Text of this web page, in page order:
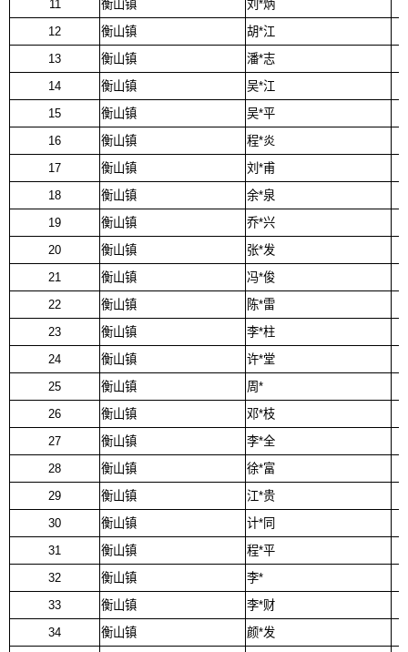
11
衡山镇
刘*炳
12
衡山镇
胡*江
13
衡山镇
潘*志
14
衡山镇
吴*江
15
衡山镇
吴*平
16
衡山镇
程*炎
17
衡山镇
刘*甫
18
衡山镇
余*泉
19
衡山镇
乔*兴
20
衡山镇
张*发
21
衡山镇
冯*俊
22
衡山镇
陈*雷
23
衡山镇
李*柱
24
衡山镇
许*堂
25
衡山镇
周*
26
衡山镇
邓*枝
27
衡山镇
李*全
28
衡山镇
徐*富
29
衡山镇
江*贵
30
衡山镇
计*同
31
衡山镇
程*平
32
衡山镇
李*
33
衡山镇
李*财
34
衡山镇
颜*发